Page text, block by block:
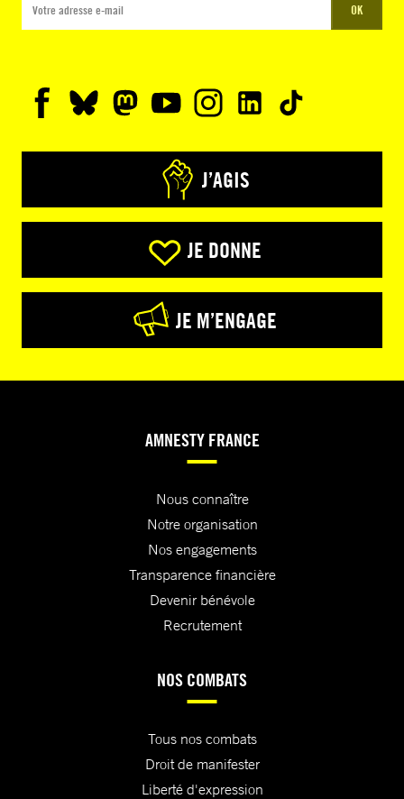
OK
J’AGIS
JE DONNE
JE M’ENGAGE
AMNESTY FRANCE
Nous connaître
Notre organisation
Nos engagements
Transparence financière
Devenir bénévole
Recrutement
NOS COMBATS
Tous nos combats
Droit de manifester
Liberté d'expression